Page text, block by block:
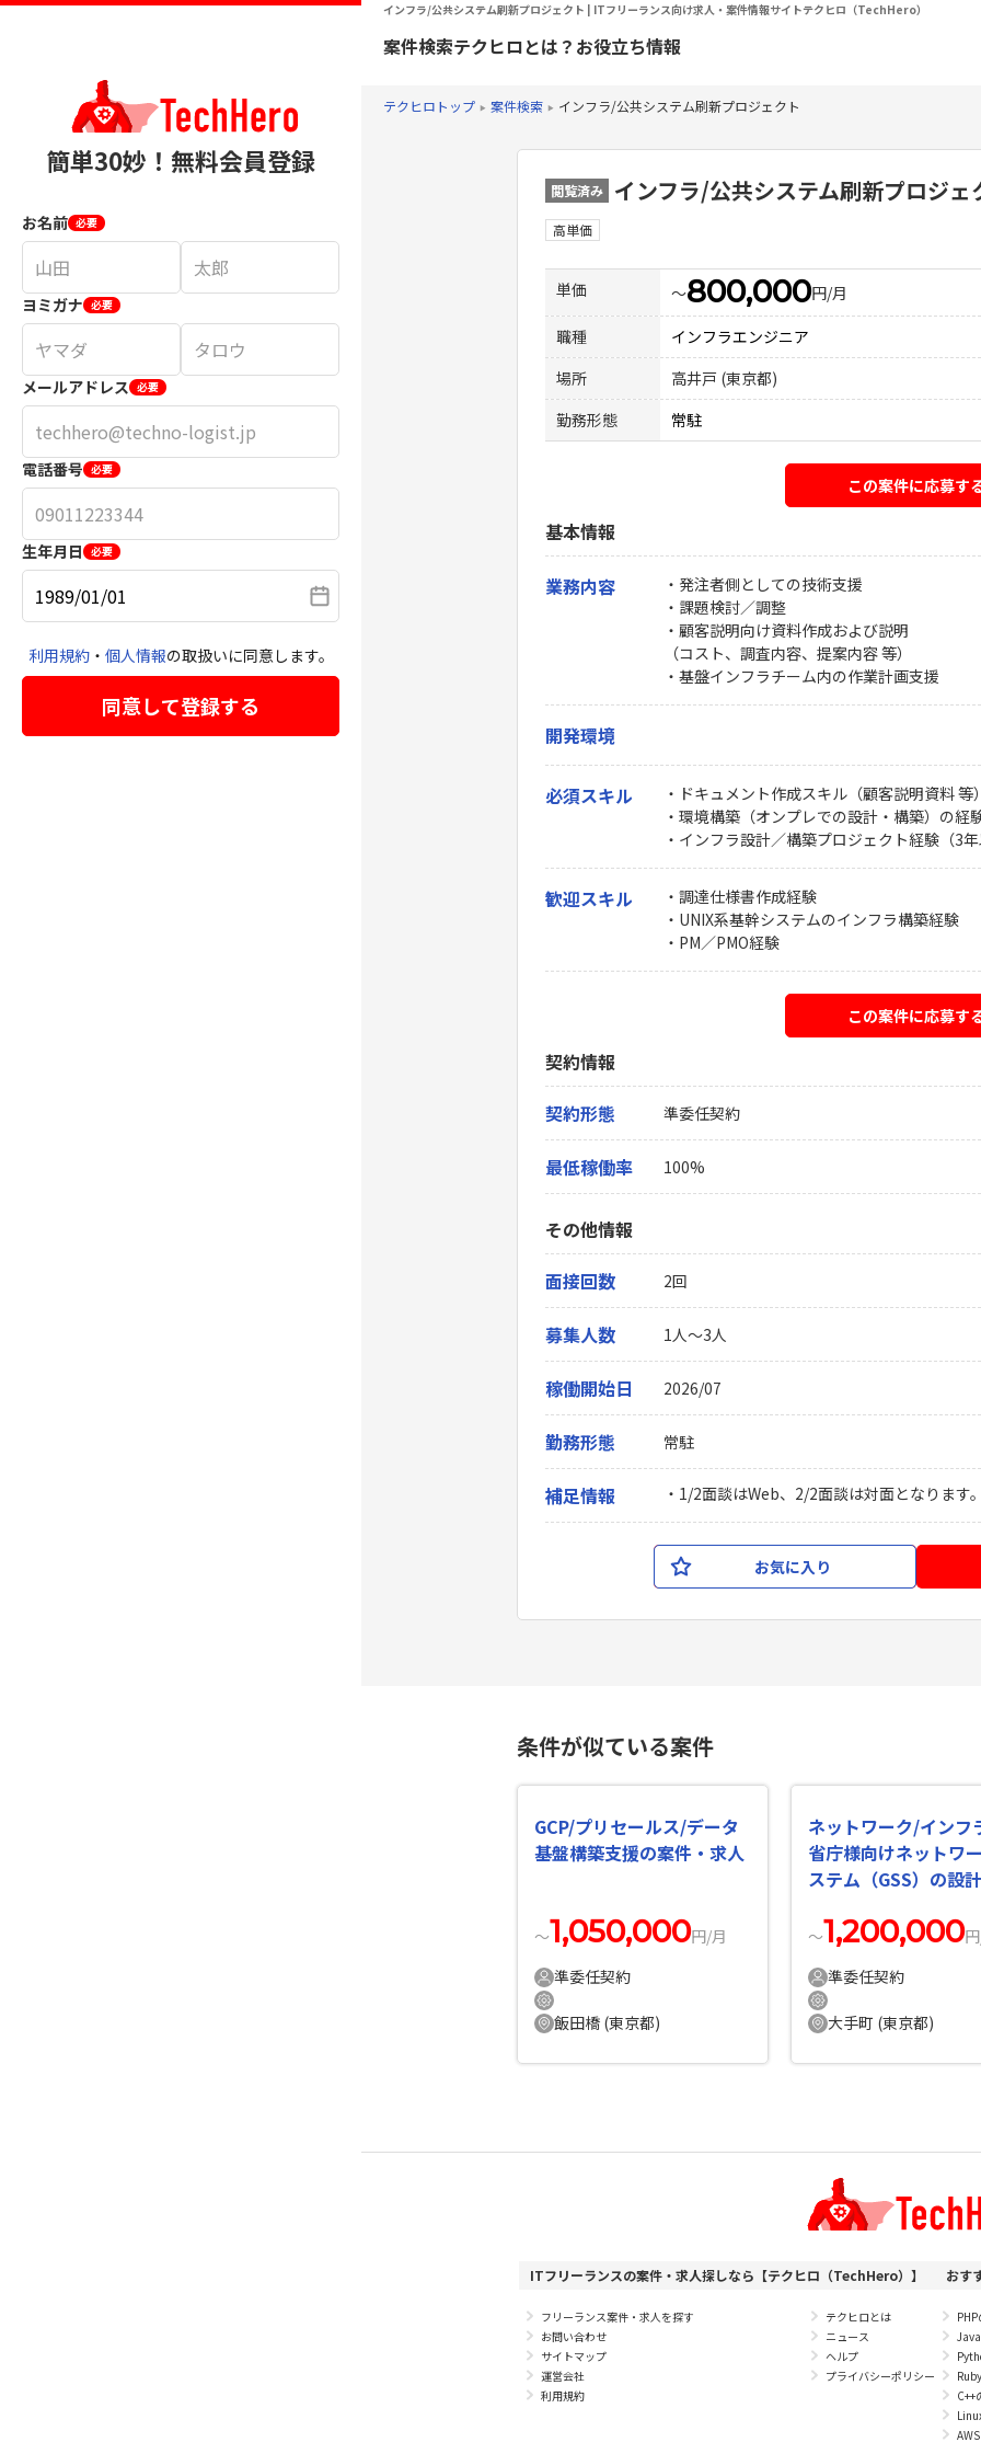
簡単30妙！無料会員登録
お名前 必要
ヨミガナ 必要
メールアドレス 必要
電話番号 必要
生年月日 必要
利用規約・ 個人情報の取扱いに同意します。
同意して登録する
インフラ/公共システム刷新プロジェクト | ITフリーランス向け求人・案件情報サイトテクヒロ（TechHero）
案件検索テクヒロとは？ お役立ち情報
テクヒロトップ 案件検索 インフラ/公共システム刷新プロジェクト
閲覧済み インフラ/公共システム刷新プロジェ
高単価
単価 〜800,000円/月
職種
インフラエンジニア
場所
高井戸 (東京都)
勤務形態
常駐
この案件に応募す
基本情報
業務内容
・発注者側としての技術支援
・課題検討／調整
・顧客説明向け資料作成および説明
（コスト、調査内容、提案内容 等）
・基盤インフラチーム内の作業計画支援
開発環境
必須スキル
・ドキュメント作成スキル（顧客説明資料 等
・環境構築（オンプレでの設計・構築）の経
・インフラ設計／構築プロジェクト経験（3
歓迎スキル
・調達仕様書作成経験
・UNIX系基幹システムのインフラ構築経験
・PM／PMO経験
この案件に応募す
契約情報
契約形態
準委任契約
最低稼働率 100%
その他情報
面接回数
2回
募集人数 1人～3人
稼働開始日 2026/07
勤務形態 常駐
補足情報 ・1/2面談はWeb、2/2面談は対面となります
お気に入り
条件が似ている案件
GCP/プリセールス/データ
基盤構築支援の案件・求人
〜1,050,000円/月
準委任契約
飯田橋 (東京都)
ネットワーク/インフ
省庁様向けネットワ
ステム（GSS）の設
〜1,200,000
準委任契約
大手町 (東京都)
ITフリーランスの案件・求人探しなら【テクヒロ（TechHero）】
フリーランス案件・求人を探す
お問い合わせ
サイトマップ
運営会社
利用規約
テクヒロとは
ニュース
ヘルプ
プライバシーポリシー
おす
C++